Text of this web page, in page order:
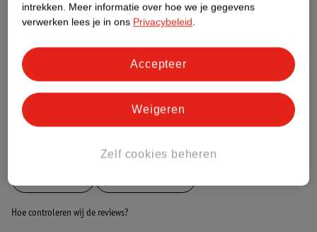
Dit product heeft (nog) geen Nature
Impact Score.
Bestel & Bezorginformatie
Hoe controleren wij de reviews?
intrekken. Meer informatie over hoe we je gegevens
verwerken lees je in ons Privacybeleid.
Zelf cookies beheren
Weigeren
Accepteer